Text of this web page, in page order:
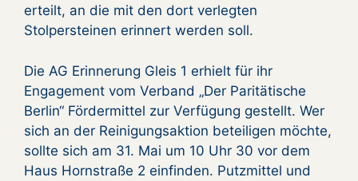
erteilt, an die mit den dort verlegten
Stolpersteinen erinnert werden soll.
Die AG Erinnerung Gleis 1 erhielt für ihr
Engagement vom Verband „Der Paritätische
Berlin“ Fördermittel zur Verfügung gestellt. Wer
sich an der Reinigungsaktion beteiligen möchte,
sollte sich am 31. Mai um 10 Uhr 30 vor dem
Haus Hornstraße 2 einfinden. Putzmittel und